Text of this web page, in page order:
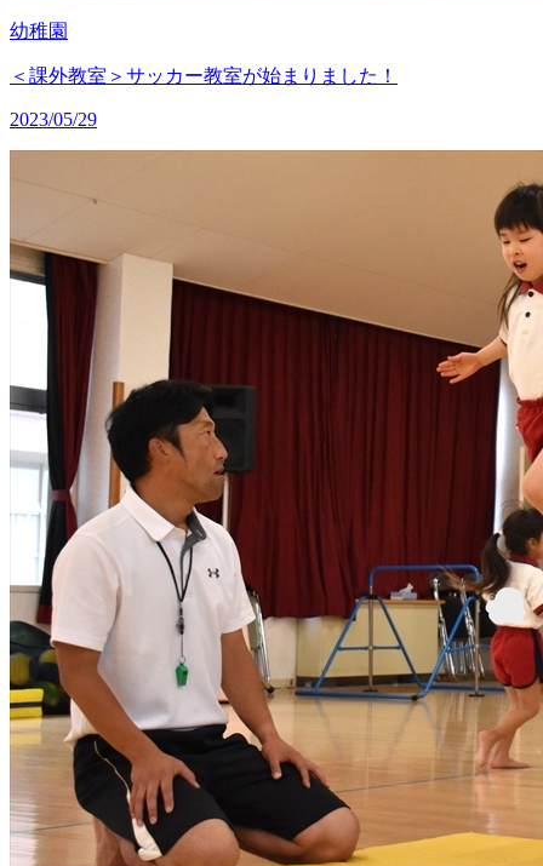
幼稚園
＜課外教室＞サッカー教室が始まりました！
2023/05/29